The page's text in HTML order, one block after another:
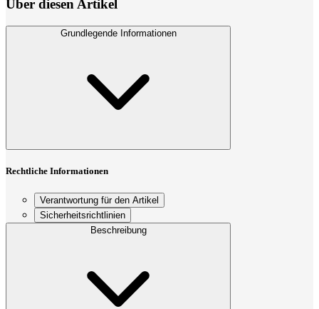
Über diesen Artikel
Grundlegende Informationen
Rechtliche Informationen
Verantwortung für den Artikel
Sicherheitsrichtlinien
Beschreibung